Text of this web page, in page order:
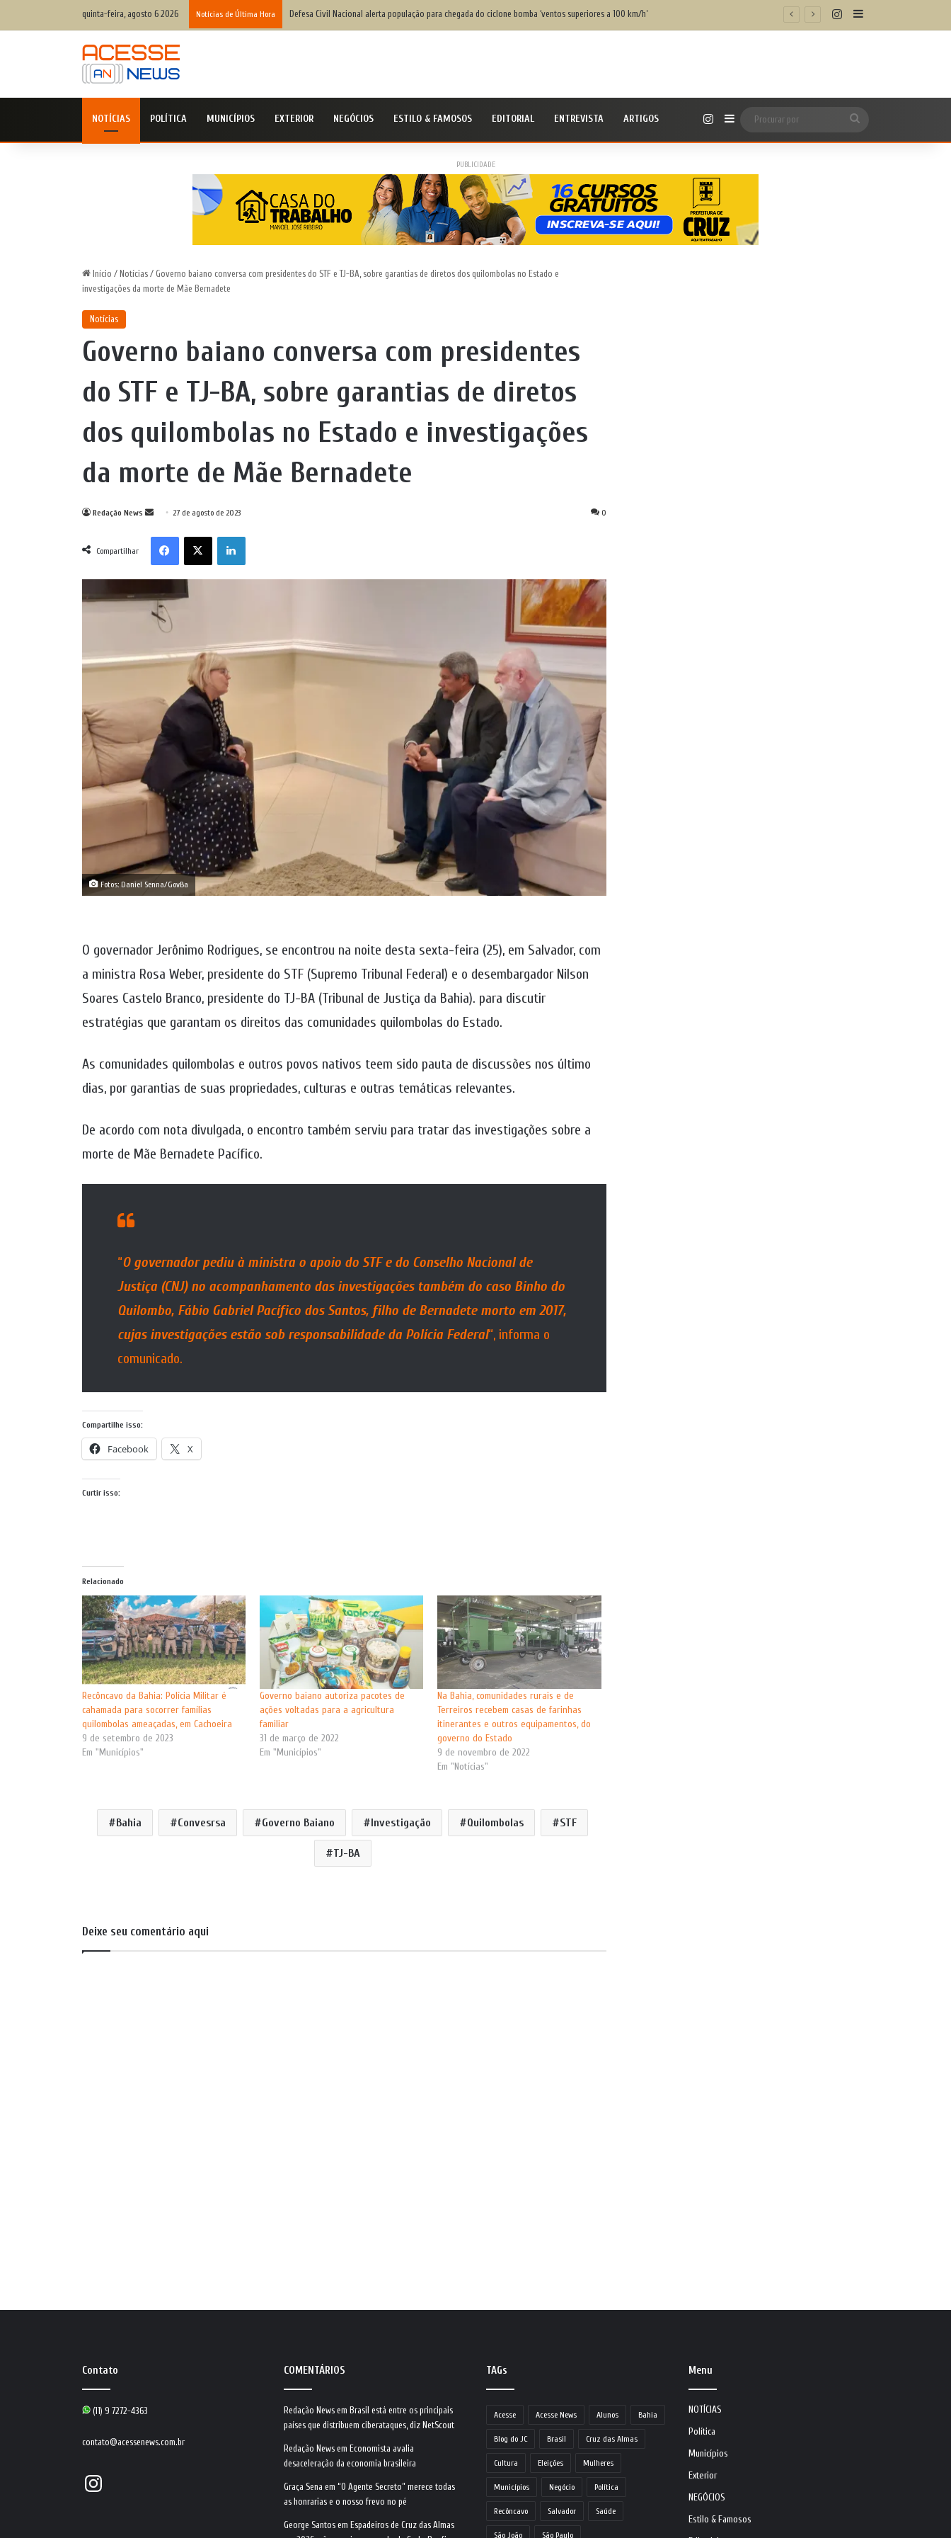
quinta-feira, agosto 6 2026 Notícias de Última Hora Balcão GOV.BR do SAC Rodoviária, em Salvador, ajuda baianos com dificuldades de acesso a serviços digitais InstagramBarra Lateral
NOTÍCIAS POLÍTICA MUNICÍPIOS EXTERIOR NEGÓCIOS ESTILO & FAMOSOS EDITORIAL ENTREVISTA ARTIGOS InstagramBarra Lateral
por
PUBLICIDADE
Início / Notícias / Governo baiano conversa com presidentes do STF e TJ-BA, sobre garantias de diretos dos quilombolas no Estado e
investigações da morte de Mãe Bernadete
Notícias
Governo baiano conversa com presidentes
do STF e TJ-BA, sobre garantias de diretos
dos quilombolas no Estado e investigações
da morte de Mãe Bernadete
Redação News
Mande
mail
27 de agosto de 2023 0
Compartilhar
FacebookX Linkedin
Fotos: Daniel Senna/GovBa
O governador Jerônimo Rodrigues, se encontrou na noite desta sexta-feira (25), em Salvador, com
a ministra Rosa Weber, presidente do STF (Supremo Tribunal Federal) e o desembargador Nilson
Soares Castelo Branco, presidente do TJ-BA (Tribunal de Justiça da Bahia). para discutir
estratégias que garantam os direitos das comunidades quilombolas do Estado.
As comunidades quilombolas e outros povos nativos teem sido pauta de discussões nos último
dias, por garantias de suas propriedades, culturas e outras temáticas relevantes.
De acordo com nota divulgada, o encontro também serviu para tratar das investigações sobre a
morte de Mãe Bernadete Pacífico.
“O governador pediu à ministra o apoio do STF e do Conselho Nacional de
Justiça (CNJ) no acompanhamento das investigações também do caso Binho do
Quilombo, Fábio Gabriel Pacífico dos Santos, filho de Bernadete morto em 2017,
cujas investigações estão sob responsabilidade da Polícia Federal“, informa o
comunicado.
Compartilhe isso:
Facebook X
Curtir isso:
Relacionado
Recôncavo da Bahia: Polícia Militar é
cahamada para socorrer famílias
quilombolas ameaçadas, em Cachoeira
9 de setembro de 2023
Em "Municípios"
Governo baiano autoriza pacotes de
ações voltadas para a agricultura
familiar
31 de março de 2022
Em "Municípios"
Na Bahia, comunidades rurais e de
Terreiros recebem casas de farinhas
itinerantes e outros equipamentos, do
governo do Estado
9 de novembro de 2022
Em "Notícias"
Bahia Convesrsa Governo Baiano Investigação Quilombolas STF
TJ-BA
Deixe seu comentário aqui
Contato
(11) 9 7272-4363
contato@acessenews.com.br
Instagram
COMENTÁRIOS
Redação News em Brasil está entre os principais
países que distribuem ciberataques, diz NetScout
Redação News em Economista avalia
desaceleração da economia brasileira
Graça Sena em“O Agente Secreto” merece todas
as honrarias e o nosso frevo no pé
George Santos em Espadeiros de Cruz das Almas
TAGs
Acesse Acesse News Alunos Bahia
Blog do JC Brasil Cruz das Almas
Cultura Eleições Mulheres
Municípios Negócio Política
Recôncavo Salvador Saúde
São João São Paulo
Menu
NOTÍCIAS
Política
Municípios
Exterior
NEGÓCIOS
Estilo & Famosos